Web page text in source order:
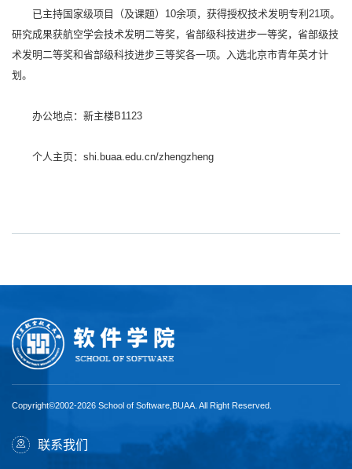
已主持国家级项目（及课题）10余项，获得授权技术发明专利21项。
研究成果获航空学会技术发明二等奖，省部级科技进步一等奖，省部级技
术发明二等奖和省部级科技进步三等奖各一项。入选北京市青年英才计
划。
办公地点：新主楼B1123
个人主页：shi.buaa.edu.cn/zhengzheng
Copyright©2002-2026 School of Software,BUAA. All Right Reserved.
联系我们